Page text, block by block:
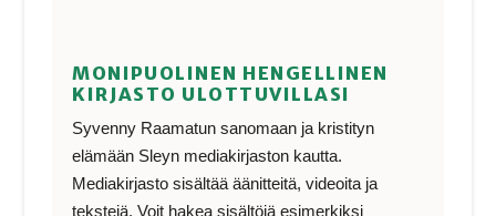
MONIPUOLINEN HENGELLINEN
KIRJASTO ULOTTUVILLASI
Syvenny Raamatun sanomaan ja kristityn
elämään Sleyn mediakirjaston kautta.
Mediakirjasto sisältää äänitteitä, videoita ja
tekstejä. Voit hakea sisältöjä esimerkiksi